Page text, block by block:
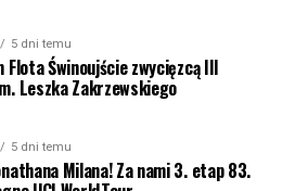
5 dni temu
Flota Świnoujście zwycięzcą III
Leszka Zakrzewskiego
5 dni temu
Milana! Za nami 3. etap 83.